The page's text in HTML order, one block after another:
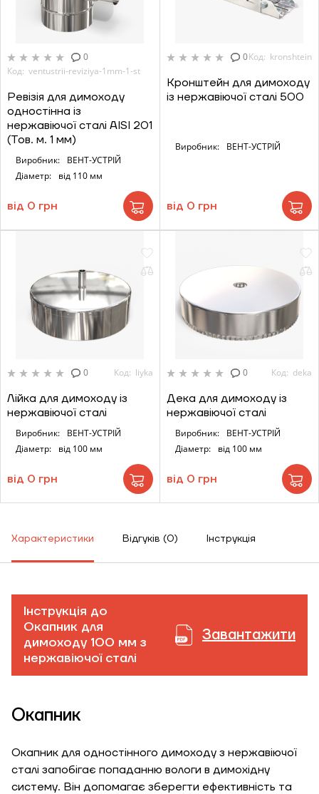
0
Код: ventustrii-reviziya-1mm-1-st
Ревізія для димоходу
одностінна із
нержавіючої сталі AISI 201
(Тов. м. 1 мм)
Виробник:
ВЕНТ-УСТРІЙ
Діаметр:
від 110 мм
від 0 грн
0Код: kronshtein
Кронштейн для димоходу
із нержавіючої сталі 500
Виробник: ВЕНТ-УСТРІЙ
від 0 грн
0 Код: liyka
Лійка для димоходу із
нержавіючої сталі
Виробник:
ВЕНТ-УСТРІЙ
Діаметр:
від 100 мм
від 0 грн
0 Код: deka
Дека для димоходу із
нержавіючої сталі
Виробник:
ВЕНТ-УСТРІЙ
Діаметр:
від 100 мм
від 0 грн
Характеристики Відгуків (0) Інструкція
Інструкція до
Окапник для
димоходу 100 мм з
нержавіючої сталі
Завантажити
Окапник
Окапник для одностінного димоходу з нержавіючої
сталі запобігає попаданню вологи в димохідну
систему. Він допомагає зберегти ефективність та